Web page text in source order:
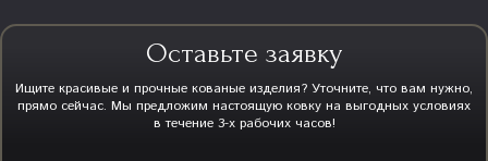
Оставьте заявку
Ищите красивые и прочные кованые изделия? Уточните, что вам нужно,
прямо сейчас. Мы предложим настоящую ковку на выгодных условиях
в течение 3-х рабочих часов!